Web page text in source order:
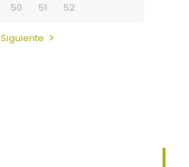
50 51 52
Siguiente